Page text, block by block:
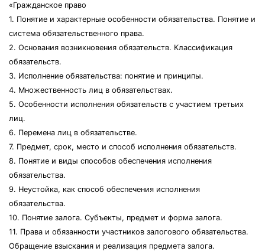
«Гражданское право
1. Понятие и характерные особенности обязательства. Понятие и
система обязательственного права.
2. Основания возникновения обязательств. Классификация
обязательств.
3. Исполнение обязательства: понятие и принципы.
4. Множественность лиц в обязательствах.
5. Особенности исполнения обязательств с участием третьих
лиц.
6. Перемена лиц в обязательстве.
7. Предмет, срок, место и способ исполнения обязательств.
8. Понятие и виды способов обеспечения исполнения
обязательства.
9. Неустойка, как способ обеспечения исполнения
обязательства.
10. Понятие залога. Субъекты, предмет и форма залога.
11. Права и обязанности участников залогового обязательства.
Обращение взыскания и реализация предмета залога.